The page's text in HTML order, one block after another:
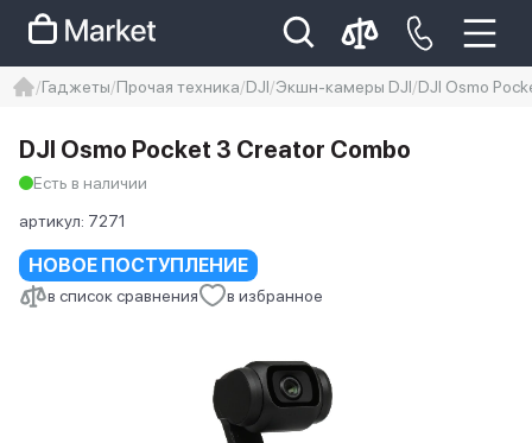
Iphone 14 pro max
айфон 14
Гаджеты Прочая техника DJI Экшн-камеры DJI DJI Osmo
НОВОЕ ПОСТУПЛЕНИЕ
в список сравнения в избранное
DJI Osmo Pocket 3 Creator Combo
Есть в наличии
артикул: 7271